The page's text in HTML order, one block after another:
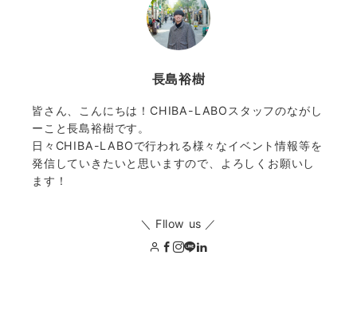
長島裕樹
皆さん、こんにちは！CHIBA-LABOスタッフのながし
ーこと長島裕樹です。
日々CHIBA-LABOで行われる様々なイベント情報等を
発信していきたいと思いますので、よろしくお願いし
ます！
＼ Fllow us ／